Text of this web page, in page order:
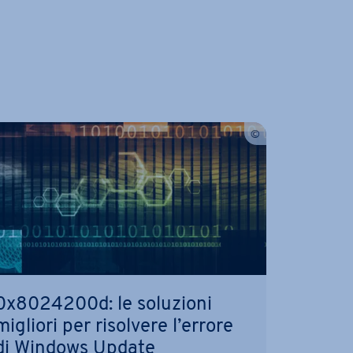
le soluzioni
per risolvere l’errore
Windows Update